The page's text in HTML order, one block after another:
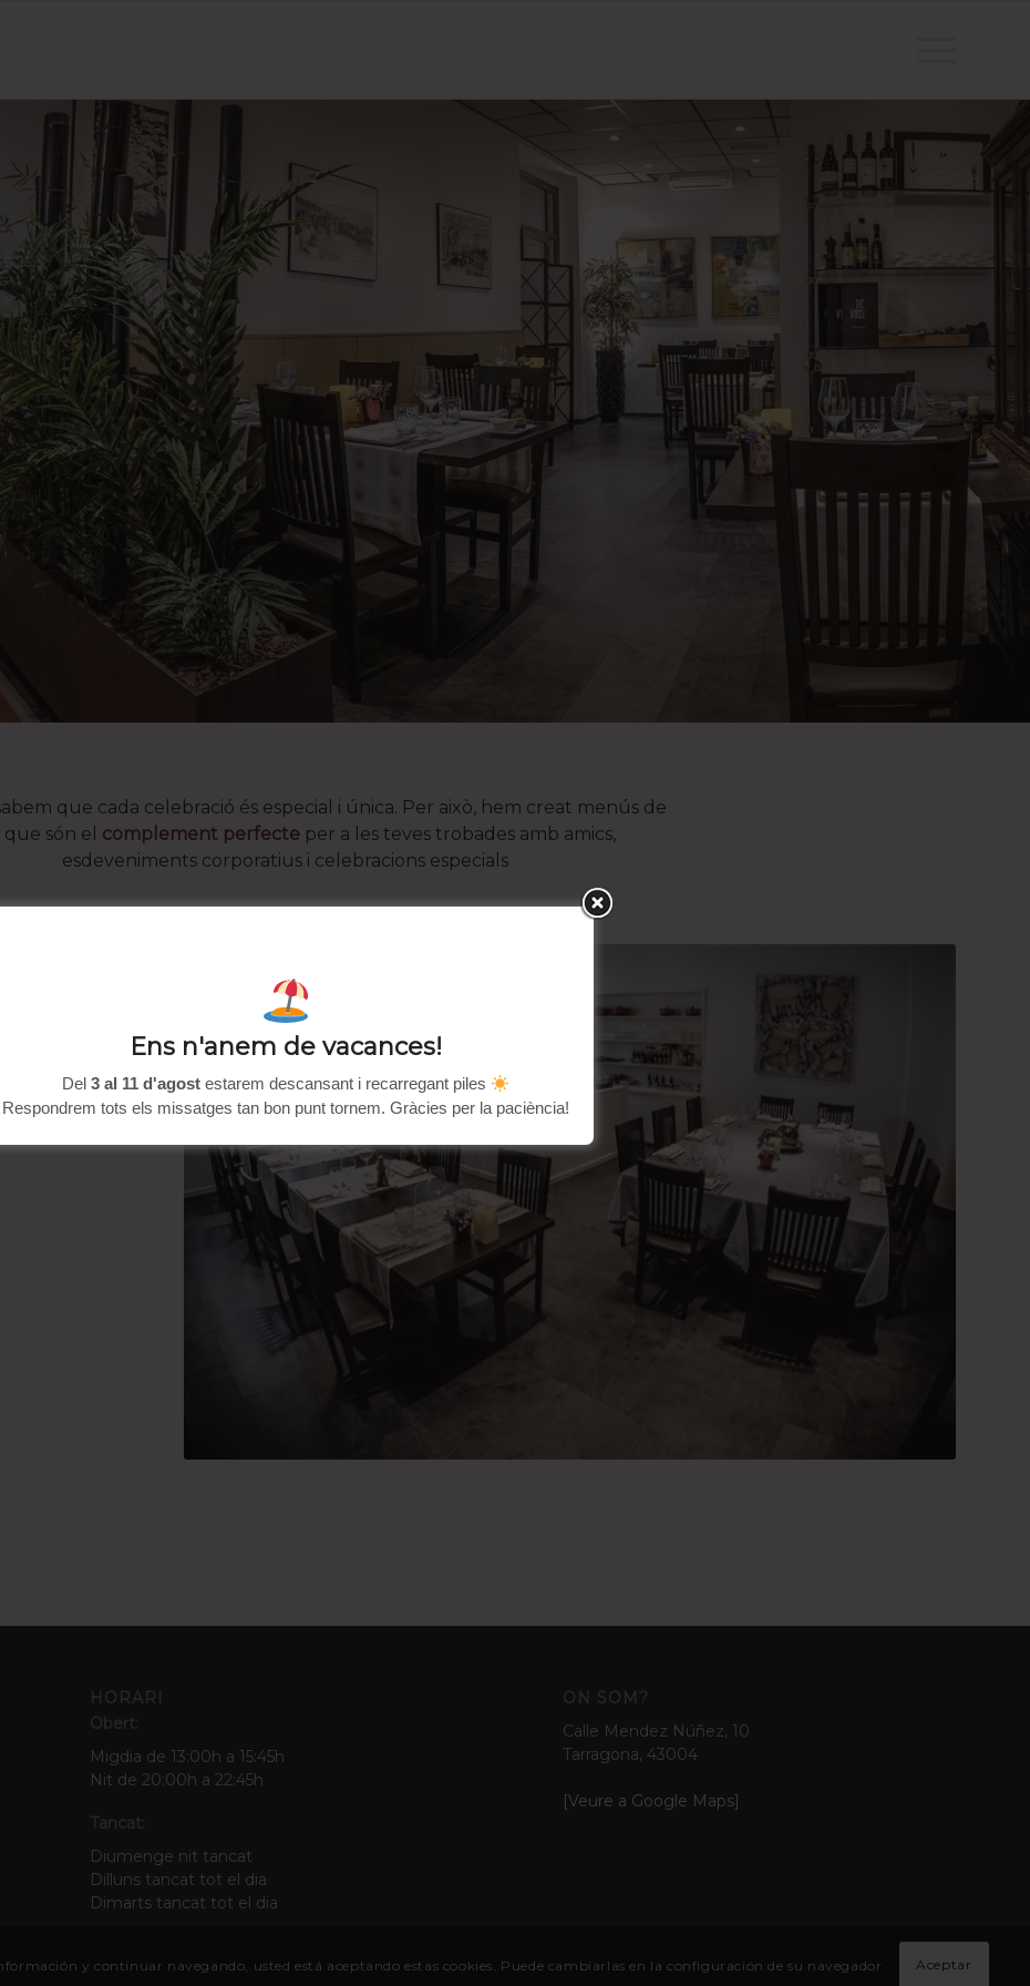
que cada celebració és especial i única. Per això, hem creat menús de
són el complement perfecte per a les teves trobades amb amics,
esdeveniments corporatius i celebracions especials
en
Migdia de 13:00h a 15:45h
Nit de 20:00h a 22:45h
Diumenge nit tancat
Dilluns tancat tot el dia
Dimarts tancat tot el dia
Calle Mendez Núñez, 10
Tarragona, 43004
[Veure a Google Maps]
y continuar navegando, usted está aceptando estas cookies. Puede cambiarlas en la configuración de su navegador. Aceptar
Ens n'anem de vacances!
Del 3 al 11 d'agostestarem descansant i recarregant piles
Respondrem tots els missatges tan bon punt tornem. Gràcies per la paciència!